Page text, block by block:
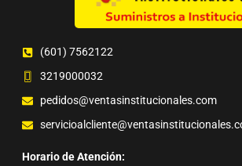
(601) 7562122
3219000032
pedidos@ventasinstitucionales.com
Horario de Atención: